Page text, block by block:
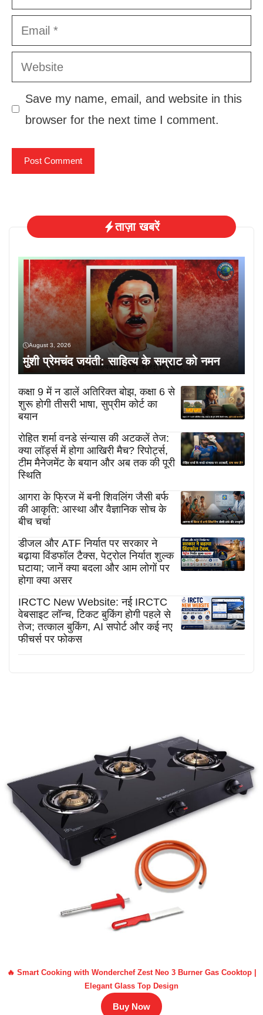
Email
Website
Save my name, email, and website in this
browser for the next time I comment.
ताज़ा खबरें
August 3, 2026
मुंशी प्रेमचंद जयंती: साहित्य के सम्राट को नमन
कक्षा 9 में न डालें अतिरिक्त बोझ, कक्षा 6 से
शुरू होगी तीसरी भाषा, सुप्रीम कोर्ट का
बयान
रोहित शर्मा वनडे संन्यास की अटकलें तेज:
क्या लॉर्ड्स में होगा आखिरी मैच? रिपोर्ट्स,
टीम मैनेजमेंट के बयान और अब तक की पूरी
स्थिति
आगरा के फ्रिज में बनी शिवलिंग जैसी बर्फ
की आकृति: आस्था और वैज्ञानिक सोच के
बीच चर्चा
डीजल और ATF निर्यात पर सरकार ने
बढ़ाया विंडफॉल टैक्स, पेट्रोल निर्यात शुल्क
घटाया; जानें क्या बदला और आम लोगों पर
होगा क्या असर
IRCTC New Website: नई IRCTC
वेबसाइट लॉन्च, टिकट बुकिंग होगी पहले से
तेज; तत्काल बुकिंग, AI सपोर्ट और कई नए
फीचर्स पर फोकस
🔥 Smart Cooking with Wonderchef Zest Neo 3 Burner Gas Cooktop |
Elegant Glass Top Design
Buy Now